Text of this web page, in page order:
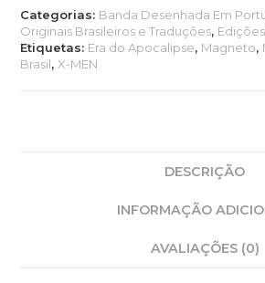
#1
Categorias: Banda Desenhada Em
Originais Brasileiros e Traduções,
Etiquetas: Era do Apocalipse, Magneto,
Brasil, X-MEN
DESCRIÇÃO
INFORMAÇÃO
AVALIAÇÕES (0)